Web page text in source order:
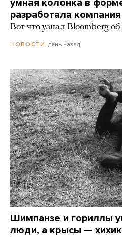
умная колонка в
разработала
Вот что узнал Bloomberg
НОВОСТИ день назад
Шимпанзе и гориллы
люди, а крысы —